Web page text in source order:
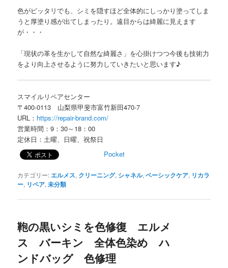
色がピッタリでも、シミを隠すほど全体的にしっかり塗ってしま
うと厚塗り感が出てしまったり。遠目からは綺麗に見えます
が・・・
「現状の革を生かして自然な綺麗さ」を心掛けつつ今後も技術力
をより向上させるように努力していきたいと思います♪
スマイルリペアセンター
〒400-0113 山梨県甲斐市富竹新田470-7
URL： https://repair-brand.com/
営業時間：9：30～18：00
定休日：土曜、日曜、祝祭日
Pocket
カテゴリー: エルメス, クリーニング, シャネル,ベーシックケア, リカラ
ー, リペア,未分類
鞄の黒いシミを色修復 エルメ
ス バーキン 全体色染め ハ
ンドバッグ 色修理